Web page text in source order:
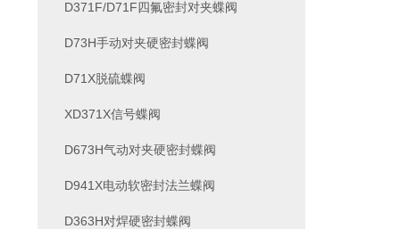
D371F/D71F四氟密封对夹蝶阀
D73H手动对夹硬密封蝶阀
D71X脱硫蝶阀
XD371X信号蝶阀
D673H气动对夹硬密封蝶阀
D941X电动软密封法兰蝶阀
D363H对焊硬密封蝶阀